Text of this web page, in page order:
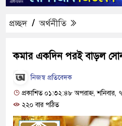
প্রচ্ছদ/অর্থনীতি
কমার একদিন পরই বাড়ল
নিজস্ব প্রতিবেদক
প্রকাশিত ০১:৩২:৪৮ অপরাহ্ন, শনিবার,
২২০ বার পঠিত